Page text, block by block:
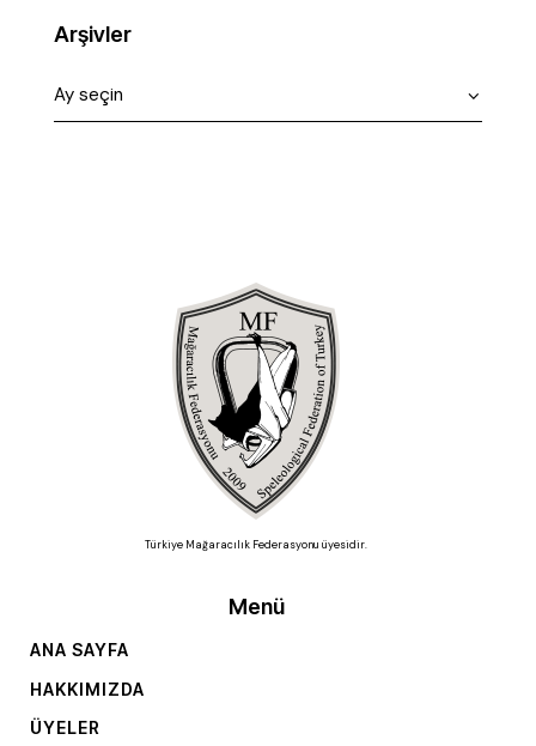
Arşivler
Türkiye Mağaracılık Federasyonu üyesidir.
Menü
ANA SAYFA
HAKKIMIZDA
ÜYELER